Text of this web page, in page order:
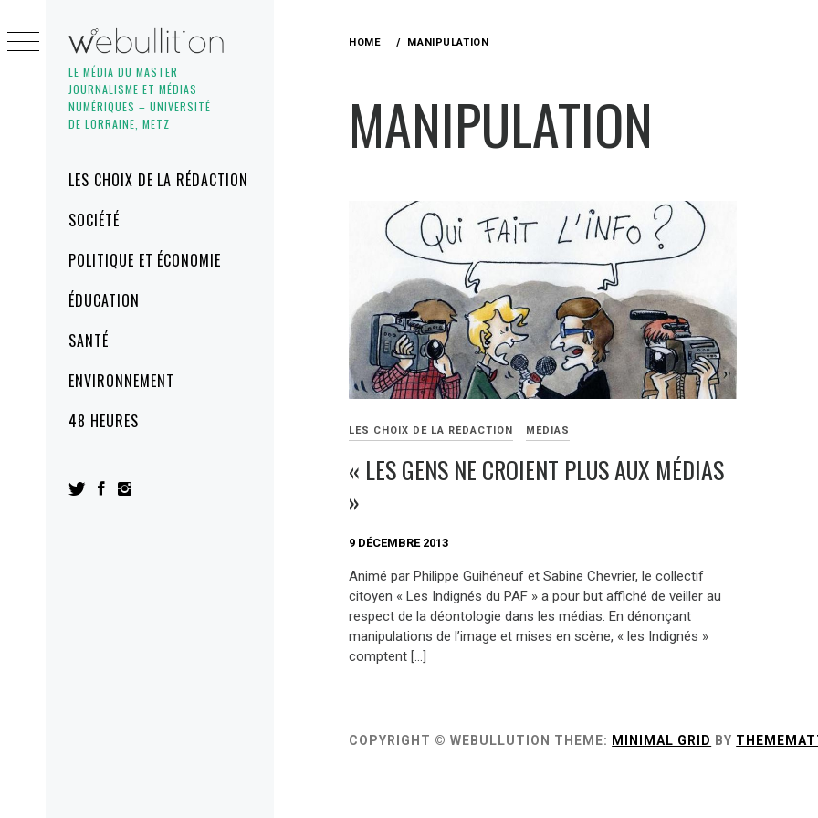
LE MÉDIA DU MASTER
JOURNALISME ET MÉDIAS
NUMÉRIQUES – UNIVERSITÉ
DE LORRAINE, METZ
MenuLES CHOIX DE LA RÉDACTION
SOCIÉTÉ
POLITIQUE ET ÉCONOMIE
ÉDUCATION
SANTÉ
ENVIRONNEMENT
48 HEURES
to
content
HOME MANIPULATION
MANIPULATION
LES CHOIX DE LA RÉDACTION MÉDIAS
« LES GENS NE CROIENT PLUS AUX MÉDIAS
»
9 DÉCEMBRE 2013
Animé par Philippe Guihéneuf et Sabine Chevrier, le collectif
citoyen « Les Indignés du PAF » a pour but affiché de veiller au
respect de la déontologie dans les médias. En dénonçant
manipulations de l’image et mises en scène, « les Indignés »
comptent […]
COPYRIGHT © WEBULLUTION THEME: MINIMAL GRID BY